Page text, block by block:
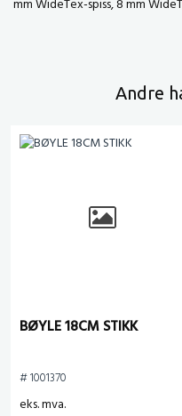
mm WideTex-spiss, 8 mm
Andre
BØYLE 18CM STIKK
# 1001370
eks. mva.